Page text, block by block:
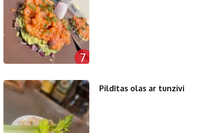
7
Pildītas olas ar tunzivi